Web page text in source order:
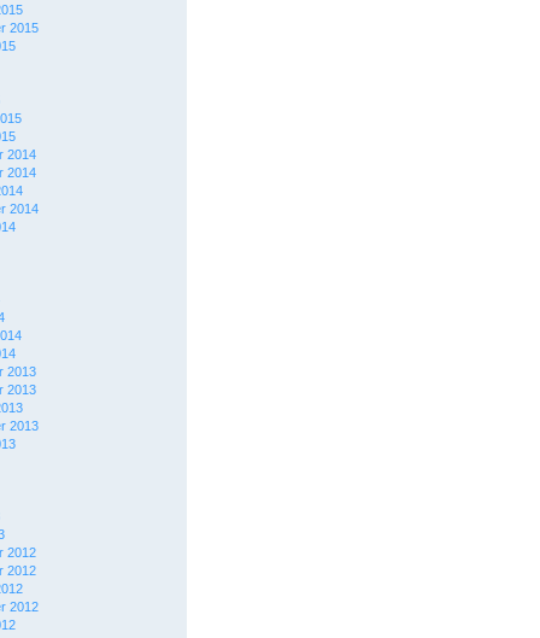
2015
2014
2014
2014
2013
2013
2013
2012
2012
2012